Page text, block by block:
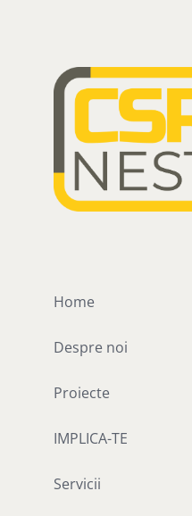
Home
Despre noi
Proiecte
IMPLICA-TE
Servicii